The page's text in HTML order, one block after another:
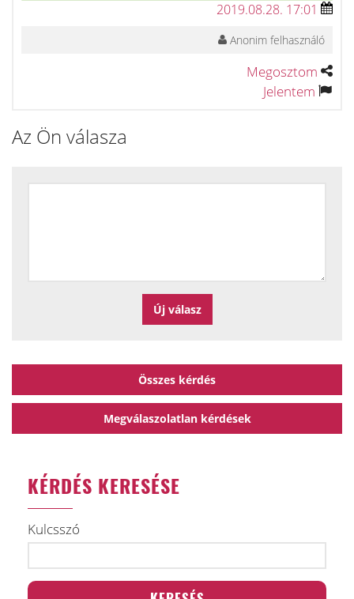
2019.08.28. 17:01
Anonim felhasználó
Megosztom
Jelentem
Az Ön válasza
Összes kérdés
Megválaszolatlan kérdések
KÉRDÉS KERESÉSE
Kulcsszó